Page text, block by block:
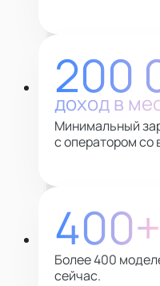
200
доход в
Минимальный
с оператором со
400+
Более 400
сейчас.